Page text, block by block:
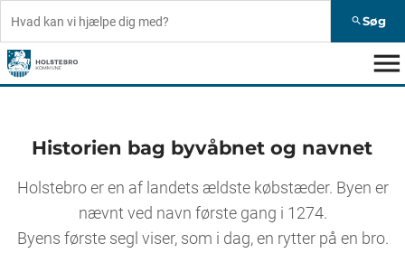
search Søg
menu
Historien bag byvåbnet og navnet
Holstebro er en af landets ældste købstæder. Byen er
nævnt ved navn første gang i 1274.
Byens første segl viser, som i dag, en rytter på en bro.